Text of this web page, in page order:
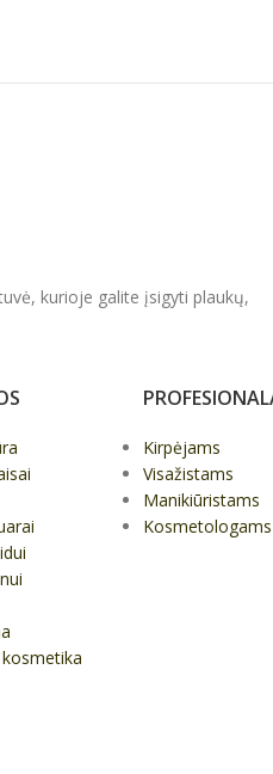
kurioje galite įsigyti plaukų,
Kirpėjams
Visažistams
Manikiūristams
Kosmetologams